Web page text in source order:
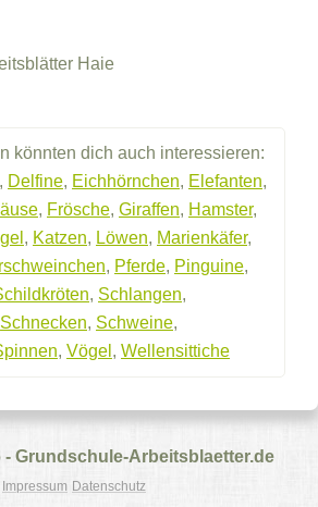
könnten dich auch interessieren:
, Delfine, Eichhörnchen, Elefanten,
, Frösche, Giraffen, Hamster,
Igel , Katzen, Löwen, Marienkäfer,
, Pferde, Pinguine,
, Schlangen,
Schnecken, Schweine,
, Vögel , Wellensittiche
Grundschule-Arbeitsblaetter.de
Impressum Datenschutz